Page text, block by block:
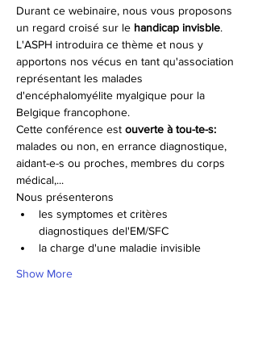
Durant ce webinaire, nous vous proposons
un regard croisé sur le handicap invisble.
L'ASPH introduira ce thème et nous y
apportons nos vécus en tant qu'association
représentant les malades
d'encéphalomyélite myalgique pour la
Belgique francophone.
Cette conférence est ouverte à tou-te-s:
malades ou non, en errance diagnostique,
aidant-e-s ou proches, membres du corps
médical,...
Nous présenterons
les symptomes et critères
diagnostiques del'EM/SFC
la charge d'une maladie invisible
Show More